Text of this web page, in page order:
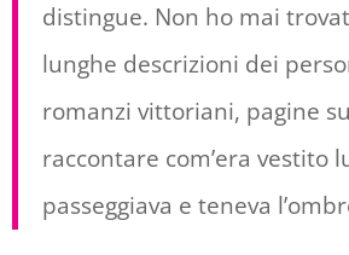
distingue. Non ho mai
lunghe descrizioni dei
romanzi vittoriani, pagine
raccontare com’era vestito
passeggiava e teneva